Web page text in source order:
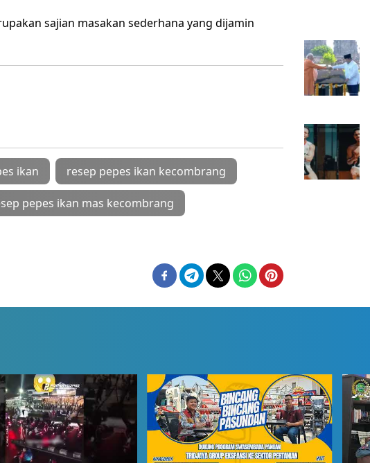
sajian masakan sederhana yang dijamin
ikan resep pepes ikan kecombrang
pepes ikan mas kecombrang